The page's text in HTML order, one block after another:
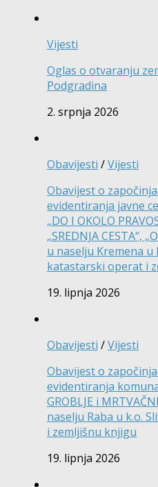
Vijesti
Oglas o otvaranju
Podgradina
2. srpnja 2026
Obavijesti /Vijesti
Obavijest o
evidentiranja javne
„DO I OKOLO
„SREDNJA CESTA“,
u naselju Kremena u
katastarski operat i
19. lipnja 2026
Obavijesti /Vijesti
Obavijest o
evidentiranja
GROBLJE i
naselju Raba u k.o.
i zemljišnu knjigu
19. lipnja 2026